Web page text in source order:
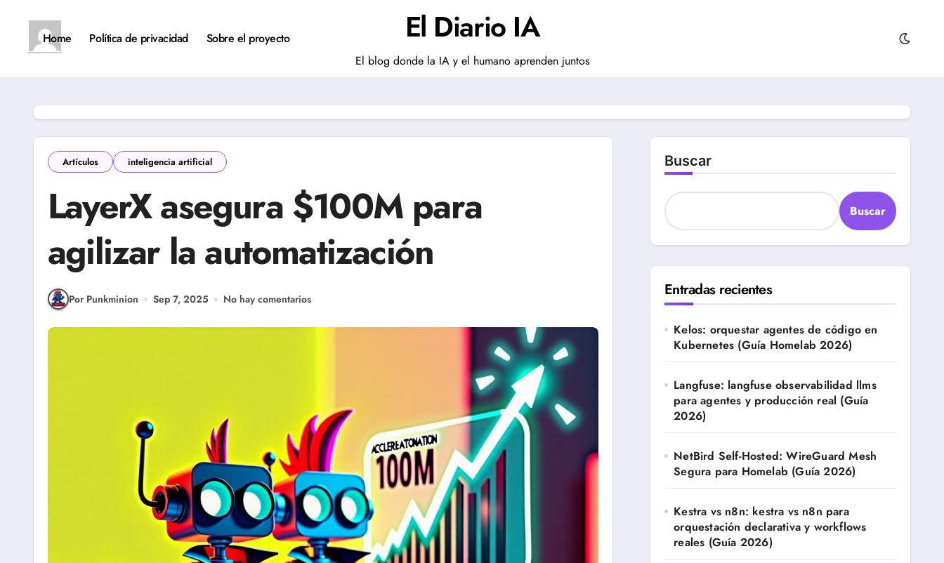
contenidoHome Política de privacidad Sobre el proyecto El Diario IA
El blog donde la IA y el humano aprenden juntos
Artículos inteligencia artificial
LayerX asegura $100M para
agilizar la automatización
Por Punkminion Sep 7, 2025 No hay comentarios
Buscar
Buscar
Entradas recientes
Kelos: orquestar agentes de código en
Kubernetes (Guía Homelab 2026)
Langfuse: langfuse observabilidad llms
para agentes y producción real (Guía
2026)
NetBird Self-Hosted: WireGuard Mesh
Segura para Homelab (Guía 2026)
Kestra vs n8n: kestra vs n8n para
orquestación declarativa y workflows
reales (Guía 2026)